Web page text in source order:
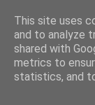
This site uses
and to analyze
shared with
metrics to
statistics, and